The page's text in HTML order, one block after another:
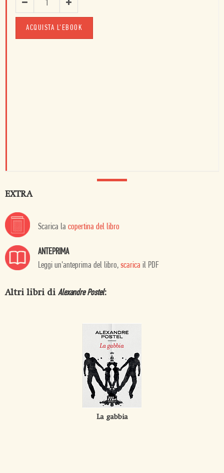
ACQUISTA L'EBOOK
EXTRA
Scarica la copertina del libro
ANTEPRIMA
Leggi un'anteprima del libro, scarica il PDF
Altri libri di Alexandre Postel:
La gabbia